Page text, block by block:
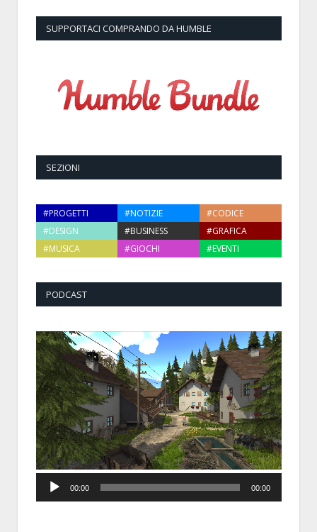
SUPPORTACI COMPRANDO DA HUMBLE
SEZIONI
#PROGETTI #NOTIZIE
#CODICE
#DESIGN
#BUSINESS
#GRAFICA
#MUSICA
#GIOCHI #EVENTI
PODCAST
Player
00:00 00:00